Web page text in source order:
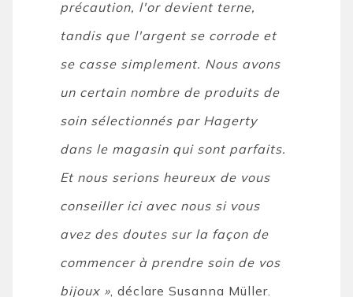
précaution, l'or devient terne,
tandis que l'argent se corrode et
se casse simplement. Nous avons
un certain nombre de produits de
soin sélectionnés par Hagerty
dans le magasin qui sont parfaits.
Et nous serions heureux de vous
conseiller ici avec nous si vous
avez des doutes sur la façon de
commencer à prendre soin de vos
bijoux » , déclare Susanna Müller.